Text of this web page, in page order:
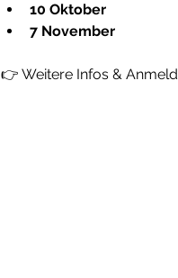
10 Oktober
7 November
👉 Weitere Infos &